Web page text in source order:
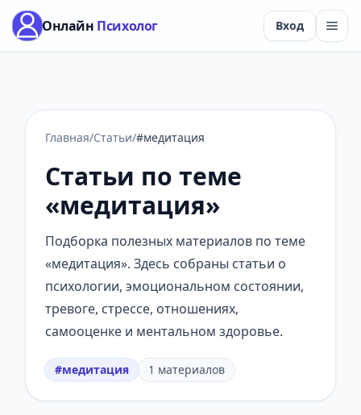
Онлайн Психолог Вход
Главная/Статьи/#медитация
Статьи по теме
«медитация»
Подборка полезных материалов по теме
«медитация». Здесь собраны статьи о
психологии, эмоциональном состоянии,
тревоге, стрессе, отношениях,
самооценке и ментальном здоровье.
#медитация 1 материалов